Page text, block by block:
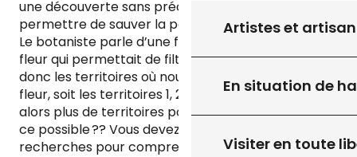
Artistes et
En situation de
Visiter en toute
une découverte sans précédent ! Cette fleur va
permettre de sauver la population ! ».
Le botaniste parle d’une fleur ! Ce serait donc une
fleur qui permettait de filtrer l’air ! Vous supprimez
donc les territoires où nous ne trouvons pas de
fleur, soit les territoires 1, 2, et 7 mais vous n’aviez
alors plus de territoires possibles. Comment est-
ce possible ?? Vous devez alors continuer vos
recherches pour comprendre cela !